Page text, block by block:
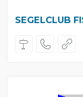
SEGELCLUB